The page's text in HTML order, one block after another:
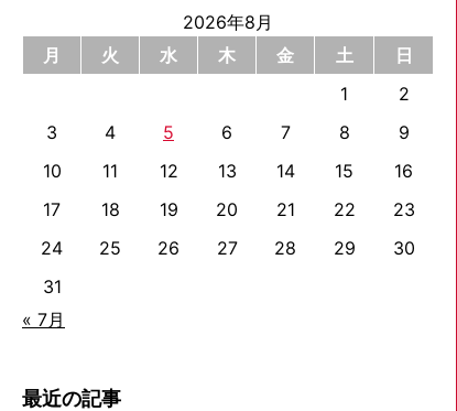
2026年8月
月
火 水 木 金 土
日
1
2
3
4 5 6 7 8
9
10
11 12 13 14 15
16
17
18 19 20 21 22
23
24
25 26 27 28 29
30
31
« 7月
最近の記事